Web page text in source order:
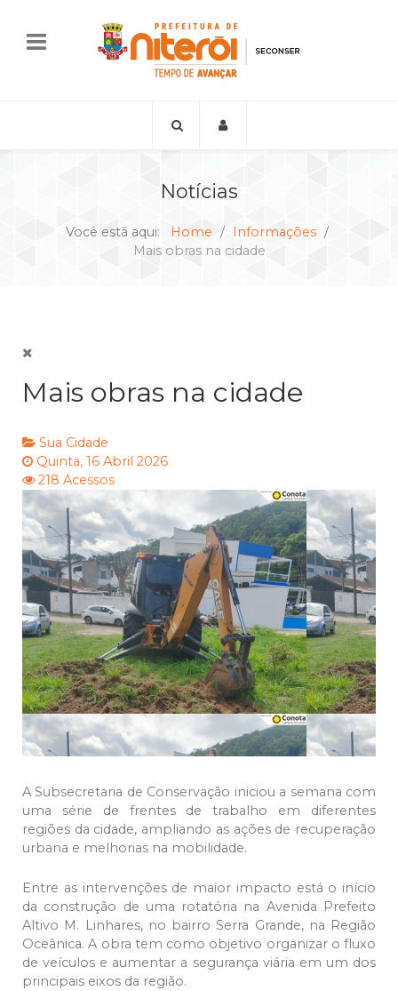
Notícias
Você está aqui: Home
Informações
Mais obras na cidade
Mais obras na cidade
Sua Cidade
Quinta, 16 Abril 2026
218 Acessos
A Subsecretaria de Conservação iniciou a semana com
uma série de frentes de trabalho em diferentes
regiões da cidade, ampliando as ações de recuperação
urbana e melhorias na mobilidade.
Entre as intervenções de maior impacto está o início
da construção de uma rotatória na Avenida Prefeito
Altivo M. Linhares, no bairro Serra Grande, na Região
Oceânica. A obra tem como objetivo organizar o fluxo
de veículos e aumentar a segurança viária em um dos
principais eixos da região.